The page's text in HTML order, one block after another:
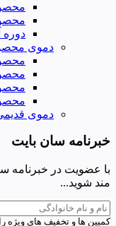
دموی
دموی
خبرنامه سان بایت
با عضویت در خبرنامه
مند شوید...
کمپین ها و تخفیف های ویژه